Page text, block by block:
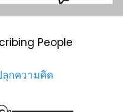
People
กความคิด